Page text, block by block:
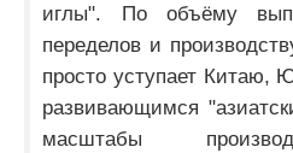
иглы". По объёму
переделов и
просто уступает Китаю,
развивающимся
масштабы